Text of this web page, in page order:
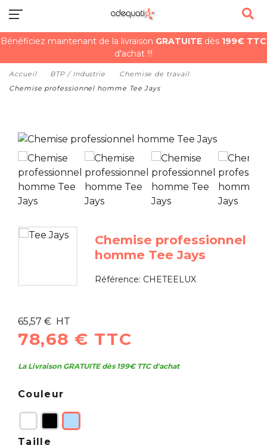
Bénéficiez maintenant de la livraison GRATUITE dès 199€ TTC
d'achat !!!
Accueil BTP / Industrie
Chemise de travail
Chemise professionnel homme Tee Jays
Chemise professionnel
homme Tee Jays
Référence: CHETEELUX
65,57 € HT
78,68 € TTC
La Livraison GRATUITE dès 199€ TTC d'achat
Couleur
Taille